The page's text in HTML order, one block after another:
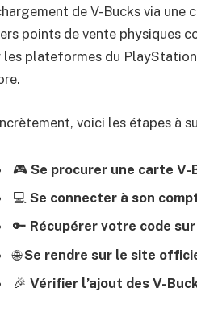
de V-Bucks via une
points de vente physiques
les plateformes du
voici les étapes à
🎮 Se procurer une carte V-
💻 Se connecter à son
🔑 Récupérer votre code
🌐Se rendre sur le site
🎉 Vérifier l’ajout des V-